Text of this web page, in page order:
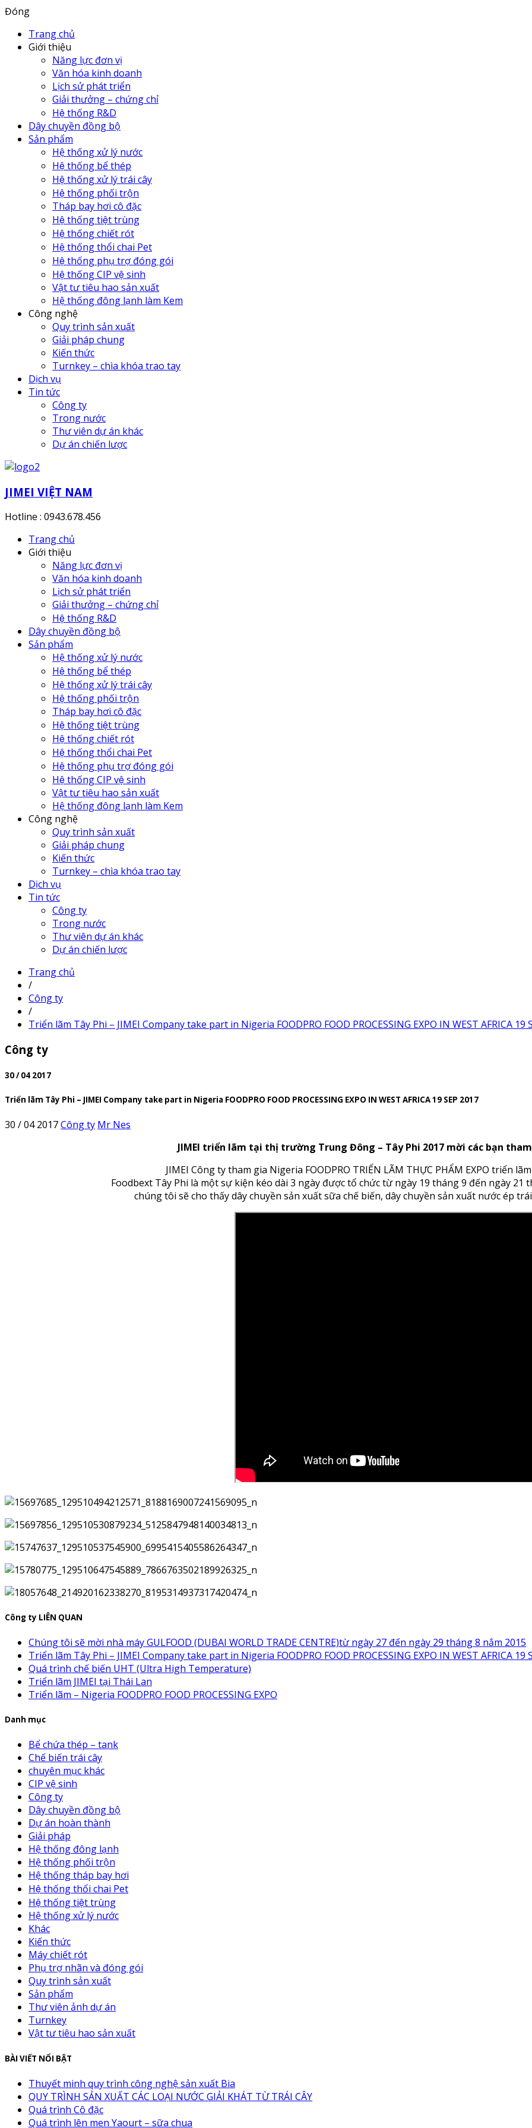
Đóng
Trang chủ
Giới thiệu
Năng lực đơn vị
Văn hóa kinh doanh
Lịch sử phát triển
Giải thưởng – chứng chỉ
Hệ thống R&D
Dây chuyền đồng bộ
Sản phẩm
Hệ thống xử lý nước
Hệ thống bể thép
Hệ thống xử lý trái cây
Hệ thống phối trộn
Tháp bay hơi cô đặc
Hệ thống tiệt trùng
Hệ thống chiết rót
Hệ thống thổi chai Pet
Hệ thống phụ trợ đóng gói
Hệ thống CIP vệ sinh
Vật tư tiêu hao sản xuất
Hệ thống đông lạnh làm Kem
Công nghệ
Quy trình sản xuất
Giải pháp chung
Kiến thức
Turnkey – chìa khóa trao tay
Dịch vụ
Tin tức
Công ty
Trong nước
Thư viên dự án khác
Dự án chiến lược
JIMEI VIỆT NAM
Hotline : 0943.678.456
Trang chủ
Giới thiệu
Năng lực đơn vị
Văn hóa kinh doanh
Lịch sử phát triển
Giải thưởng – chứng chỉ
Hệ thống R&D
Dây chuyền đồng bộ
Sản phẩm
Hệ thống xử lý nước
Hệ thống bể thép
Hệ thống xử lý trái cây
Hệ thống phối trộn
Tháp bay hơi cô đặc
Hệ thống tiệt trùng
Hệ thống chiết rót
Hệ thống thổi chai Pet
Hệ thống phụ trợ đóng gói
Hệ thống CIP vệ sinh
Vật tư tiêu hao sản xuất
Hệ thống đông lạnh làm Kem
Công nghệ
Quy trình sản xuất
Giải pháp chung
Kiến thức
Turnkey – chìa khóa trao tay
Dịch vụ
Tin tức
Công ty
Trong nước
Thư viên dự án khác
Dự án chiến lược
Trang chủ
/
Công ty
/
Triển lãm Tây Phi – JIMEI Company take part in Nigeria FOODPRO FOOD PROCESSING EXPO IN WEST AFRICA 19
Công ty
30 / 04 2017
Triển lãm Tây Phi – JIMEI Company take part in Nigeria FOODPRO FOOD PROCESSING EXPO IN WEST AFRICA 19 SEP 2017
30 / 04 2017Công ty Mr Nes
JIMEI triển lãm tại thị trường Trung Đông – Tây Phi 2017 mời các bạn
JIMEI Công ty tham gia Nigeria FOODPRO TRIỂN LÃM THỰC PHẨM EXPO triển
Foodbext Tây Phi là một sự kiện kéo dài 3 ngày được tổ chức từ ngày 19 tháng 9 đến ngày 21
chúng tôi sẽ cho thấy dây chuyền sản xuất sữa chế biến, dây chuyền sản xuất nước ép
Công ty LIÊN QUAN
Chúng tôi sẽ mời nhà máy GULFOOD (DUBAI WORLD TRADE CENTRE)từ ngày 27 đến ngày 29 tháng 8 nắm 2015
Triển lãm Tây Phi – JIMEI Company take part in Nigeria FOODPRO FOOD PROCESSING EXPO IN WEST AFRICA 19
Quá trình chế biến UHT (Ultra High Temperature)
Triển lãm JIMEI tại Thái Lan
Triển lãm – Nigeria FOODPRO FOOD PROCESSING EXPO
Danh mục
Bể chứa thép – tank
Chế biến trái cây
chuyên mục khác
CIP vệ sinh
Công ty
Dây chuyền đồng bộ
Dự án hoàn thành
Giải pháp
Hệ thống đông lạnh
Hệ thống phối trộn
Hệ thống tháp bay hơi
Hệ thống thổi chai Pet
Hệ thống tiệt trùng
Hệ thống xử lý nước
Khác
Kiến thức
Máy chiết rót
Phụ trợ nhãn và đóng gói
Quy trình sản xuất
Sản phẩm
Thư viên ảnh dự án
Turnkey
Vật tư tiêu hao sản xuất
BÀI VIẾT NỔI BẬT
Thuyết minh quy trình công nghệ sản xuất Bia
QUY TRÌNH SẢN XUẤT CÁC LOẠI NƯỚC GIẢI KHÁT TỪ TRÁI CÂY
Quá trình Cô đặc
Quá trình lên men Yaourt – sữa chua